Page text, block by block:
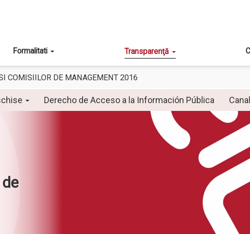
Formalitati Transparenţă
COMISIILOR DE MANAGEMENT 2016
Derecho de Acceso a la Información Pública